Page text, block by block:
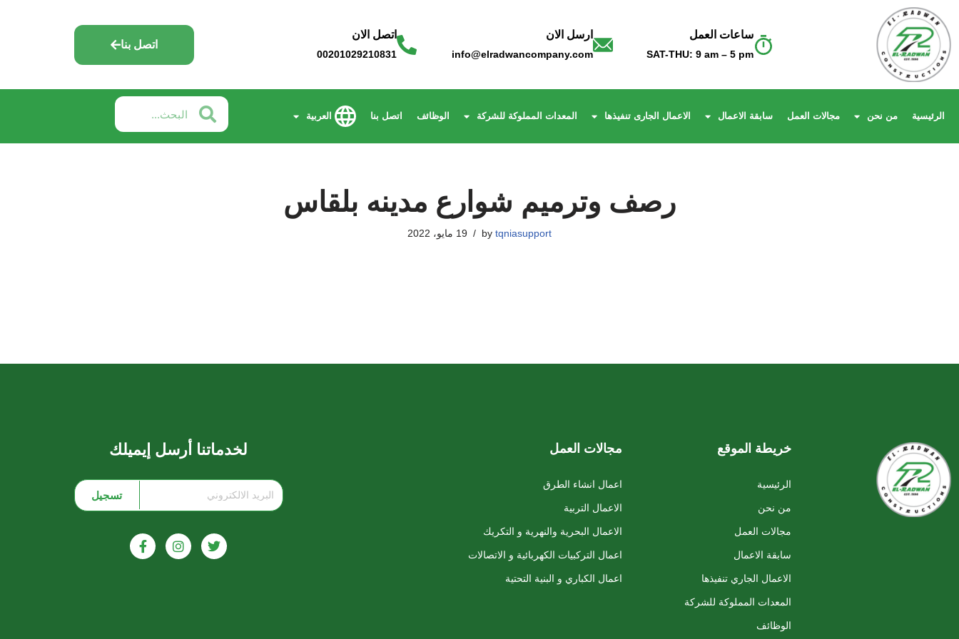
Skip
to
content
ساعات العمل
SAT-THU: 9 am – 5 pm
ارسل الان
info@elradwancompany.com
اتصل الان
00201029210831
اتصل بنا
الرئيسية من نحن مجالات العمل سابقة الاعمال الاعمال الجارى تنفيذها المعدات المملوكة للشركة الوظائف اتصل بنا العربية
رصف وترميم شوارع مدينه بلقاس
by tqniasupport 19 مايو، 2022
خريطة الموقع
الرئيسية
من نحن
مجالات العمل
سابقة الاعمال
الاعمال الجاري تنفيذها
المعدات المملوكة للشركة
الوظائف
مجالات العمل
اعمال انشاء الطرق
الاعمال التربية
الاعمال البحرية والنهرية و التكريك
اعمال التركبيات الكهربائية و الاتصالات
اعمال الكباري و البنية التحتية
لخدماتنا أرسل إيميلك
تسجيل